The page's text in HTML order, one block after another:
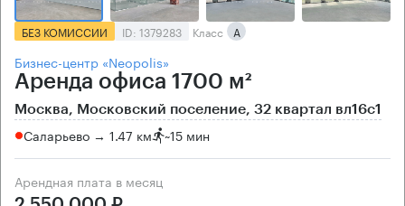
БЕЗ КОМИССИИ ID: 1379283 Класс А
Бизнес-центр «Neopolis»
Аренда офиса 1700 м²
Москва, Московский поселение, 32 квартал вл16с1
Саларьево → 1.47 км ~15 мин
Арендная плата в месяц